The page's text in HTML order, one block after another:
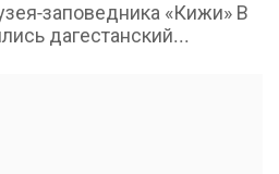
заповедника «Кижи» В
дагестанский...